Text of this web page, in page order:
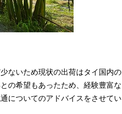
ないため現状の出荷はタイ国内の
の希望もあったため、経験豊富な
についてのアドバイスをさせてい